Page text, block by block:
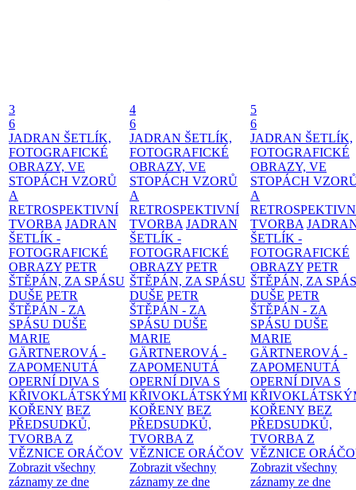
3
6
JADRAN ŠETLÍK,
FOTOGRAFICKÉ
OBRAZY, VE
STOPÁCH VZORŮ
A
RETROSPEKTIVNÍ
TVORBA JADRAN
ŠETLÍK -
FOTOGRAFICKÉ
OBRAZY PETR
ŠTĚPÁN, ZA SPÁSU
DUŠE PETR
ŠTĚPÁN - ZA
SPÁSU DUŠE
MARIE
GÄRTNEROVÁ -
ZAPOMENUTÁ
OPERNÍ DIVA S
KŘIVOKLÁTSKÝMI
KOŘENY BEZ
PŘEDSUDKŮ,
TVORBA Z
VĚZNICE ORÁČOV
Zobrazit všechny
záznamy ze dne
4
6
JADRAN ŠETLÍK,
FOTOGRAFICKÉ
OBRAZY, VE
STOPÁCH VZORŮ
A
RETROSPEKTIVNÍ
TVORBA JADRAN
ŠETLÍK -
FOTOGRAFICKÉ
OBRAZY PETR
ŠTĚPÁN, ZA SPÁSU
DUŠE PETR
ŠTĚPÁN - ZA
SPÁSU DUŠE
MARIE
GÄRTNEROVÁ -
ZAPOMENUTÁ
OPERNÍ DIVA S
KŘIVOKLÁTSKÝMI
KOŘENY BEZ
PŘEDSUDKŮ,
TVORBA Z
VĚZNICE ORÁČOV
Zobrazit všechny
záznamy ze dne
5
6
JADRAN ŠETLÍK,
FOTOGRAFICKÉ
OBRAZY, VE
STOPÁCH
A
TVORBA
ŠETLÍK -
FOTOGRAFICKÉ
OBRAZY PETR
ŠTĚPÁN, ZA
DUŠE PETR
ŠTĚPÁN - ZA
SPÁSU DUŠE
MARIE
GÄRTNEROVÁ -
ZAPOMENUTÁ
OPERNÍ DIVA S
KOŘENY BEZ
PŘEDSUDKŮ,
TVORBA Z
VĚZNICE
Zobrazit všechny
záznamy ze dne